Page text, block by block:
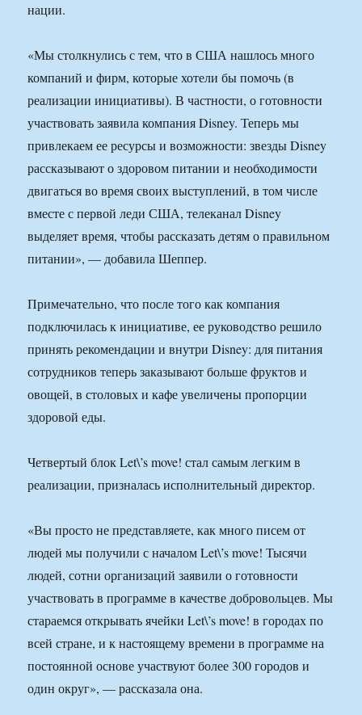
нации.
«Мы столкнулись с тем, что в США нашлось много
компаний и фирм, которые хотели бы помочь (в
реализации инициативы). В частности, о готовности
участвовать заявила компания Disney. Теперь мы
привлекаем ее ресурсы и возможности: звезды Disney
рассказывают о здоровом питании и необходимости
двигаться во время своих выступлений, в том числе
вместе с первой леди США, телеканал Disney
выделяет время, чтобы рассказать детям о правильном
питании», — добавила Шеппер.
Примечательно, что после того как компания
подключилась к инициативе, ее руководство решило
принять рекомендации и внутри Disney: для питания
сотрудников теперь заказывают больше фруктов и
овощей, в столовых и кафе увеличены пропорции
здоровой еды.
Четвертый блок Let\’s move! стал самым легким в
реализации, призналась исполнительный директор.
«Вы просто не представляете, как много писем от
людей мы получили с началом Let\’s move! Тысячи
людей, сотни организаций заявили о готовности
участвовать в программе в качестве добровольцев. Мы
стараемся открывать ячейки Let\’s move! в городах по
всей стране, и к настоящему времени в программе на
постоянной основе участвуют более 300 городов и
один округ», — рассказала она.